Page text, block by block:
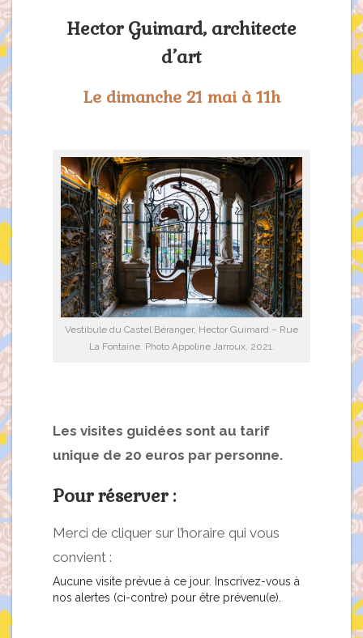
Hector Guimard, architecte
d’art
Le dimanche 21 mai à 11h
Vestibule du Castel Béranger, Hector Guimard – Rue
La Fontaine. Photo Appoline Jarroux, 2021.
Les visites guidées sont au tarif
unique de 20 euros par personne.
Pour réserver :
Merci de cliquer sur l’horaire qui vous
convient :
Aucune visite prévue à ce jour. Inscrivez-vous à
nos alertes (ci-contre) pour être prévenu(e).